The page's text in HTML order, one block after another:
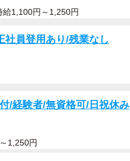
給1,100円～1,250円
社員登用あり/残業なし
/経験者/無資格可/日祝休み
1,250円